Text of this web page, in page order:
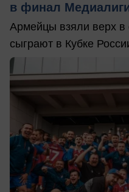
в финал
Армейцы взяли верх в
сыграют в Кубке